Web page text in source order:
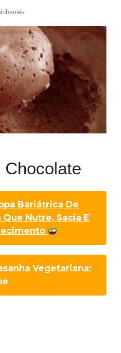
Chocolate
Bariátrica De
Nutre, Sacia E
Vegetariana: